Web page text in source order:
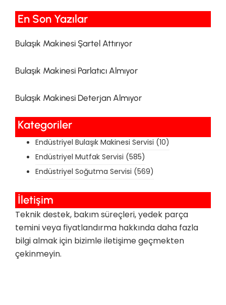
En Son Yazılar​
Bulaşık Makinesi Şartel Attırıyor
Bulaşık Makinesi Parlatıcı Almıyor
Bulaşık Makinesi Deterjan Almıyor
Kategoriler
Endüstriyel Bulaşık Makinesi Servisi (10)
Endüstriyel Mutfak Servisi (585)
Endüstriyel Soğutma Servisi (569)
İletişim
Teknik destek, bakım süreçleri, yedek parça
temini veya fiyatlandırma hakkında daha fazla
bilgi almak için bizimle iletişime geçmekten
çekinmeyin.